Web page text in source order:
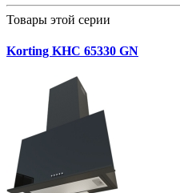
Товары этой серии
Korting KHC 65330 GN